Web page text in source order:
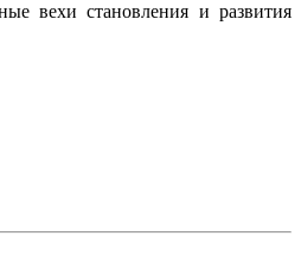
вехи становления и развития